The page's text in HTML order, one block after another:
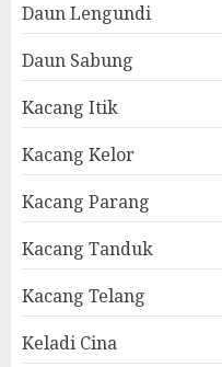
Daun Lengundi
Daun Sabung
Kacang Itik
Kacang Kelor
Kacang Parang
Kacang Tanduk
Kacang Telang
Keladi Cina